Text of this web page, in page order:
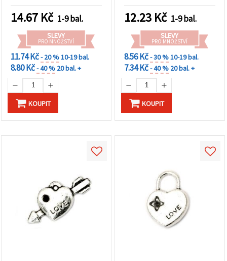
šperků, 4 ks
14.67 Kč 1-9 bal.
SLEVY
PRO MNOŽSTVÍ
11.74 Kč- 20 %10-19 bal.
8.80 Kč- 40 % 20 bal. +
KOUPIT
12.23 Kč 1-9 bal.
SLEVY
PRO MNOŽSTVÍ
8.56 Kč- 30 %10-19 bal.
7.34 Kč- 40 % 20 bal. +
KOUPIT